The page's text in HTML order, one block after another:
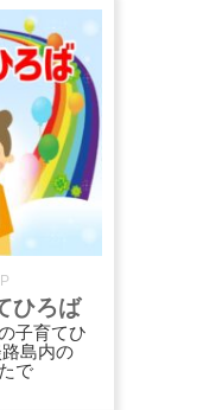
ひろば
子育てひ
島内の
で